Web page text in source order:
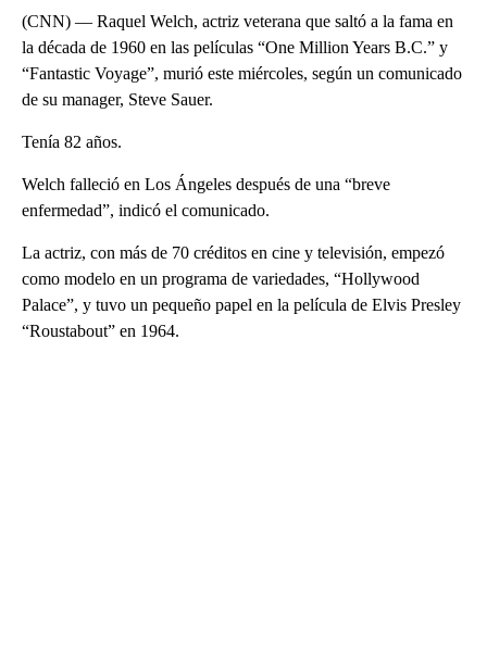
(CNN) –– Raquel Welch, actriz veterana que saltó a la fama en
la década de 1960 en las películas “One Million Years B.C.” y
“Fantastic Voyage”, murió este miércoles, según un comunicado
de su manager, Steve Sauer.
Tenía 82 años.
Welch falleció en Los Ángeles después de una “breve
enfermedad”, indicó el comunicado.
La actriz, con más de 70 créditos en cine y televisión, empezó
como modelo en un programa de variedades, “Hollywood
Palace”, y tuvo un pequeño papel en la película de Elvis Presley
“Roustabout” en 1964.